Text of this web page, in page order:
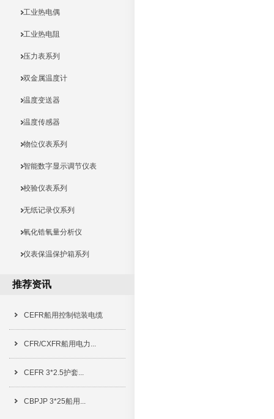
工业热电偶
工业热电阻
压力表系列
双金属温度计
温度变送器
温度传感器
物位仪表系列
智能数字显示调节仪表
校验仪表系列
无纸记录仪系列
氧化锆氧量分析仪
仪表保温保护箱系列
推荐资讯
CEFR船用控制铠装电缆
CFR/CXFR船用电力...
CEFR 3*2.5护套...
CBPJP 3*25船用...